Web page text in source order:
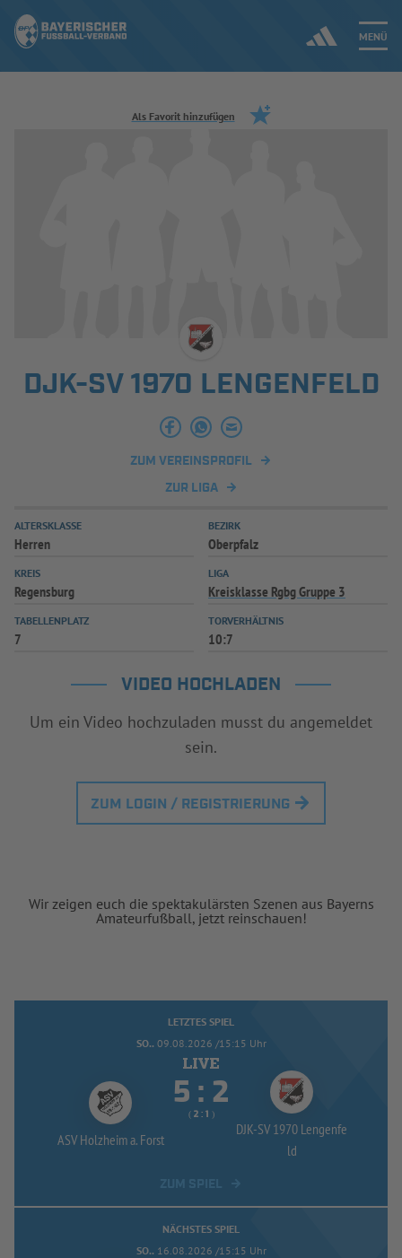
MENÜ
Jetzt einloggen
INFOTHEK SPIELPLUS
Als Favorit hinzufügen
DJK-SV 1970 LENGENFELD
ZUM VEREINSPROFIL
ZUR LIGA
ALTERSKLASSE
Herren
BEZIRK
Oberpfalz
KREIS
Regensburg
LIGA
Kreisklasse Rgbg Gruppe 3
TABELLENPLATZ
7
TORVERHÄLTNIS
10:7
VIDEO HOCHLADEN
Um ein Video hochzuladen musst du angemeldet
sein.
ZUM LOGIN / REGISTRIERUNG
Wir zeigen euch die spektakulärsten Szenen aus Bayerns
Amateurfußball, jetzt reinschauen!
LETZTES SPIEL
SO.. 09.08.2026 /15:15 Uhr
ASV Holzheim a. Forst
 : 
(  :  )
DJK-SV 1970 Lengenfe
ld
NÄCHSTES SPIEL
SO.. 16.08.2026 /15:15 Uhr